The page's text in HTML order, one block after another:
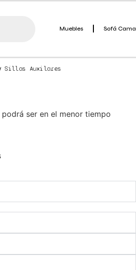
Muebles Sofá Cama
Sillas Auxilares
ser en el menor tiempo